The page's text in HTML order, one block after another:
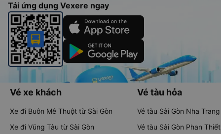
Tải ứng dụng Vexere ngay
Vé xe khách
Xe đi Buôn Mê Thuột từ Sài Gòn
Xe đi Vũng Tàu từ Sài Gòn
Vé tàu hỏa
Vé tàu Sài Gòn Nha Trang
Vé tàu Sài Gòn Phan Thiết